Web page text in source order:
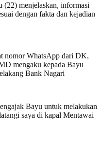
(22) menjelaskan, informasi
dengan fakta dan kejadian
nomor WhatsApp dari DK,
mengaku kepada Bayu
Bank Nagari
Bayu untuk melakukan
saya di kapal Mentawai